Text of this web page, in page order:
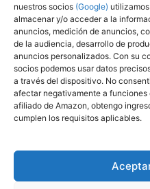
nuestros socios (Google)
almacenar y/o acceder a la
anuncios, medición de anuncios,
de la audiencia, desarrollo de
anuncios personalizados. Con su
socios podemos usar datos
a través del dispositivo. No
afectar negativamente a funciones
afiliado de Amazon, obtengo
cumplen los requisitos aplicables.
Utilizamos cookies
mejorar nuestros
publicidad a través
análisis de sus
Puede cambiar la
más información aquí:
Política de cookies